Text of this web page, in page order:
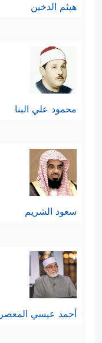
هيثم الدخين
محمود علي البنا
سعود الشريم
أحمد عيسي